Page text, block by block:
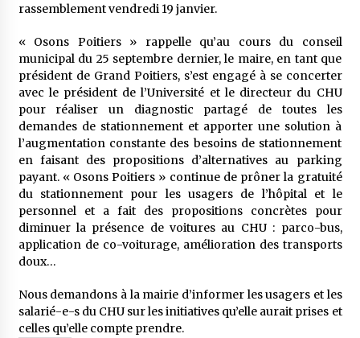
rassemblement vendredi 19 janvier.
« Osons Poitiers » rappelle qu’au cours du conseil
municipal du 25 septembre dernier, le maire, en tant que
président de Grand Poitiers, s’est engagé à se concerter
avec le président de l’Université et le directeur du CHU
pour réaliser un diagnostic partagé de toutes les
demandes de stationnement et apporter une solution à
l’augmentation constante des besoins de stationnement
en faisant des propositions d’alternatives au parking
payant. « Osons Poitiers » continue de prôner la gratuité
du stationnement pour les usagers de l’hôpital et le
personnel et a fait des propositions concrètes pour
diminuer la présence de voitures au CHU : parco-bus,
application de co-voiturage, amélioration des transports
doux…
Nous demandons à la mairie d’informer les usagers et les
salarié-e-s du CHU sur les initiatives qu’elle aurait prises et
celles qu’elle compte prendre.